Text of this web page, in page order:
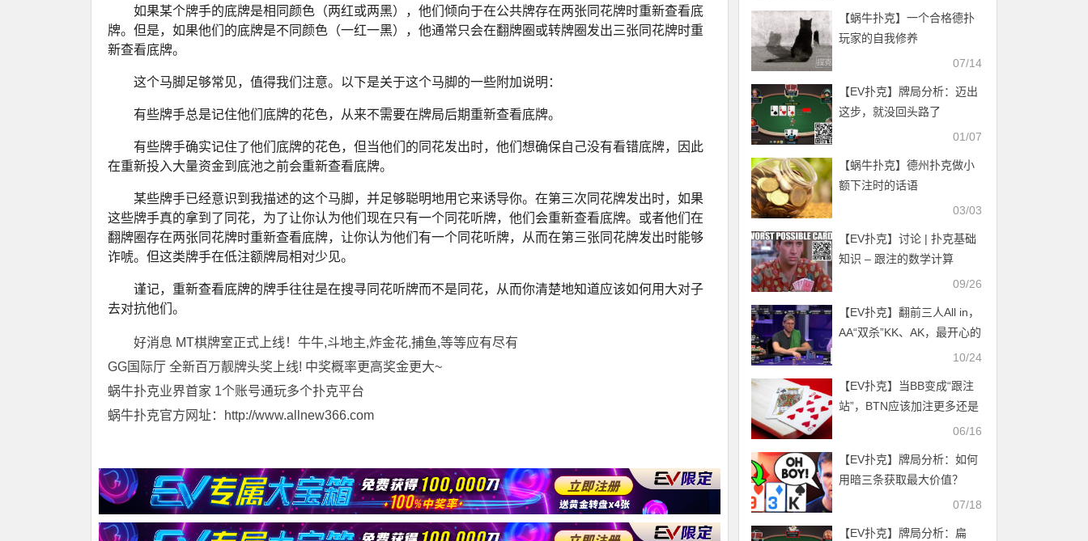
如果某个牌手的底牌是相同颜色（两红或两黑），他们倾向于在公共牌存在两张同花牌时重新查看底
牌。但是，如果他们的底牌是不同颜色（一红一黑），他通常只会在翻牌圈或转牌圈发出三张同花牌时重
新查看底牌。
这个马脚足够常见，值得我们注意。以下是关于这个马脚的一些附加说明：
有些牌手总是记住他们底牌的花色，从来不需要在牌局后期重新查看底牌。
有些牌手确实记住了他们底牌的花色，但当他们的同花发出时，他们想确保自己没有看错底牌，因此
在重新投入大量资金到底池之前会重新查看底牌。
某些牌手已经意识到我描述的这个马脚，并足够聪明地用它来诱导你。在第三次同花牌发出时，如果
这些牌手真的拿到了同花，为了让你认为他们现在只有一个同花听牌，他们会重新查看底牌。或者他们在
翻牌圈存在两张同花牌时重新查看底牌，让你认为他们有一个同花听牌，从而在第三张同花牌发出时能够
诈唬。但这类牌手在低注额牌局相对少见。
谨记，重新查看底牌的牌手往往是在搜寻同花听牌而不是同花，从而你清楚地知道应该如何用大对子
去对抗他们。
好消息 MT棋牌室正式上线！牛牛,斗地主,炸金花,捕鱼,等等应有尽有
GG国际厅 全新百万靓牌头奖上线! 中奖概率更高奖金更大~
蜗牛扑克业界首家 1个账号通玩多个扑克平台
蜗牛扑克官方网址：http://www.allnew366.com
【蜗牛扑克】一个合格德扑
玩家的自我修养
07/14
【EV扑克】牌局分析：迈出
这步，就没回头路了
01/07
【蜗牛扑克】德州扑克做小
额下注时的话语
03/03
【EV扑克】讨论 | 扑克基础
知识 – 跟注的数学计算
09/26
【EV扑克】翻前三人All in，
AA“双杀”KK、AK，最开心的
10/24
【EV扑克】当BB变成“跟注
站”，BTN应该加注更多还是
更少？一个GTO实验的意外
06/16
【EV扑克】牌局分析：如何
用暗三条获取最大价值？
07/18
【EV扑克】牌局分析：扁